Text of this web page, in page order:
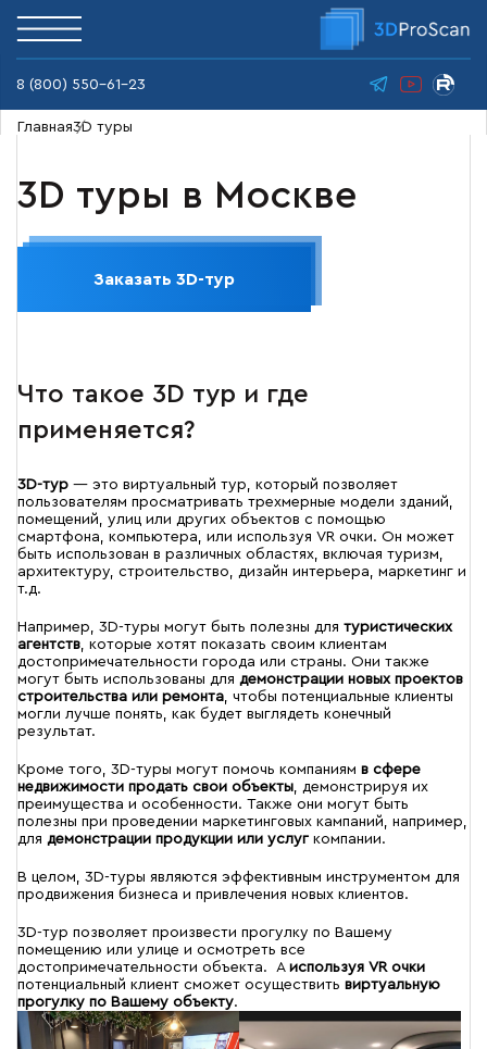
8 (800) 550-61-23
Главная3D туры
3D туры в Москве
Заказать 3D-тур
Что такое 3D тур и где
применяется?
3D-тур — это виртуальный тур, который позволяет
пользователям просматривать трехмерные модели зданий,
помещений, улиц или других объектов с помощью
смартфона, компьютера, или используя VR очки. Он может
быть использован в различных областях, включая туризм,
архитектуру, строительство, дизайн интерьера, маркетинг и
т.д.
Например, 3D-туры могут быть полезны для туристических
агентств, которые хотят показать своим клиентам
достопримечательности города или страны. Они также
могут быть использованы для демонстрации новых проектов
строительства или ремонта, чтобы потенциальные клиенты
могли лучше понять, как будет выглядеть конечный
результат.
Кроме того, 3D-туры могут помочь компаниям в сфере
недвижимости продать свои объекты, демонстрируя их
преимущества и особенности. Также они могут быть
полезны при проведении маркетинговых кампаний, например,
для демонстрации продукции или услуг компании.
В целом, 3D-туры являются эффективным инструментом для
продвижения бизнеса и привлечения новых клиентов.
3D-тур позволяет произвести прогулку по Вашему
помещению или улице и осмотреть все
достопримечательности объекта. А используя VR очки
потенциальный клиент сможет осуществить виртуальную
прогулку по Вашему объекту.